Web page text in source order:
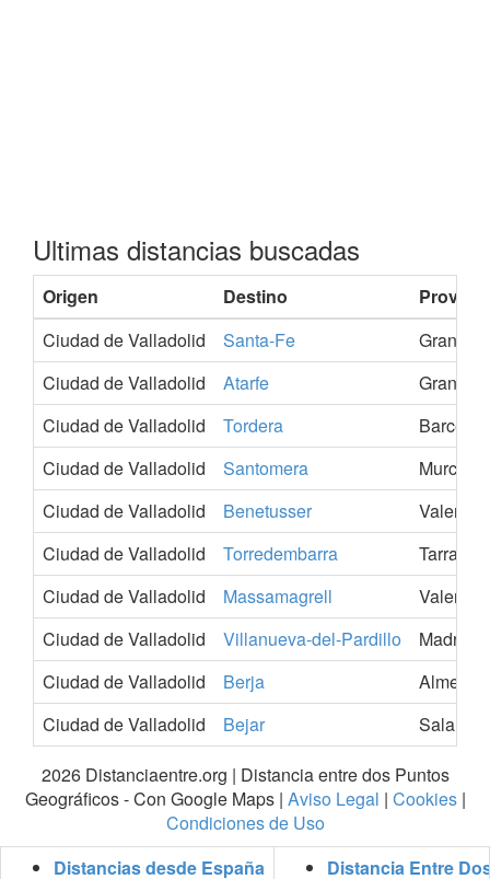
Ultimas distancias buscadas
Origen Destino
Ciudad de Valladolid
Santa-Fe
Granada
Ciudad de Valladolid
Atarfe
Granada
Ciudad de Valladolid
Tordera
Ciudad de Valladolid
Santomera
Murcia
Ciudad de Valladolid
Benetusser
Valencia
Ciudad de Valladolid
Torredembarra
Ciudad de Valladolid
Massamagrell
Valencia
Ciudad de Valladolid
Villanueva-del-Pardillo
Madrid
Ciudad de Valladolid
Berja
Almeria
Ciudad de Valladolid
Bejar
2026 Distanciaentre.org | Distancia entre dos Puntos
Geográficos - Con Google Maps | Aviso Legal | Cookies|
Condiciones de Uso
Distancias desde España
Distancia Entre